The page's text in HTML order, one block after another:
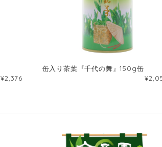
¥2,376
缶入り茶葉『千代の舞』150g缶